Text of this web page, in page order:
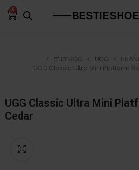
0
UGG
UGG חורף
UGG Classic Ultra Mini Platform
UGG Classic Ultra Mini
Cedar